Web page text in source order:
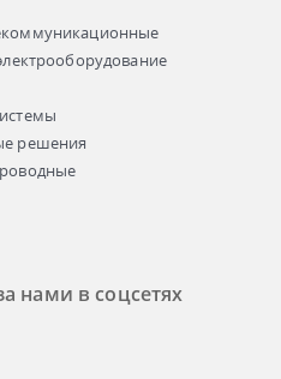
решения
нами в соцсетях